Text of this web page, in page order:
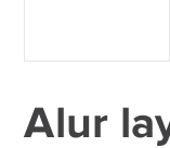
Alur